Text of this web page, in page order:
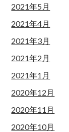
2021年5月
2021年4月
2021年3月
2021年2月
2021年1月
2020年12月
2020年11月
2020年10月